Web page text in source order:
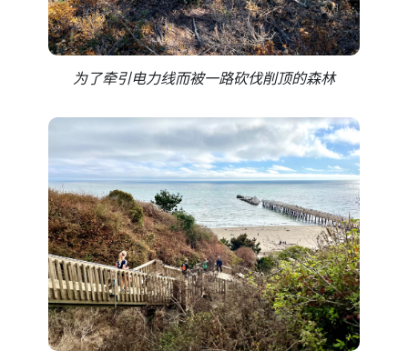
为了牵引电力线而被一路砍伐削顶的森林